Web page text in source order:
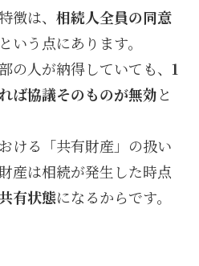
徴は、 相続人全員の同意
という点にあります。
の人が納得していても、 1
ば協議そのものが無効と
ける「共有財産」の扱い
産は相続が発生した時点
有状態になるからです。